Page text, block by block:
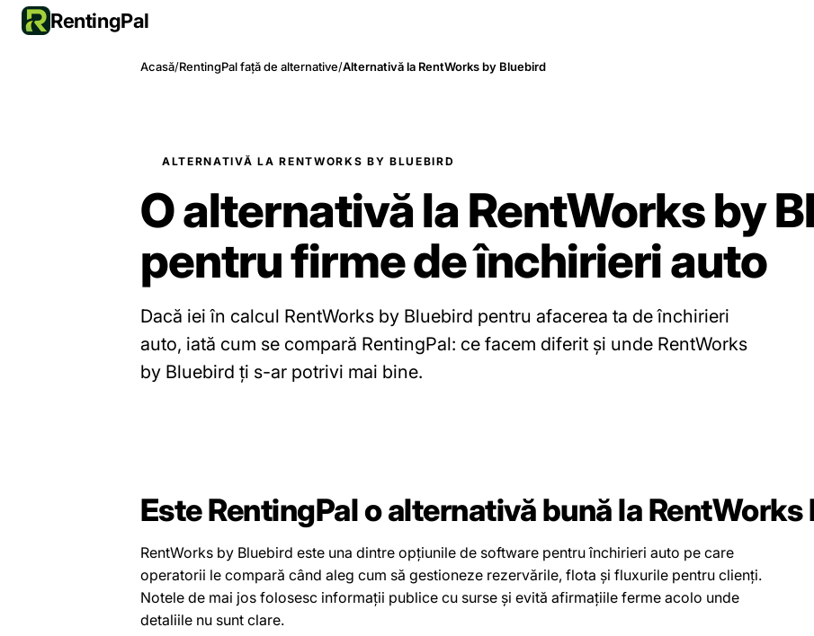
RentingPal
Acasă/RentingPal față de alternative/Alternativă la RentWorks by Bluebird
ALTERNATIVĂ LA RENTWORKS BY BLUEBIRD
O alternativă la RentWorks by
pentru firme de închirieri auto
Dacă iei în calcul RentWorks by Bluebird pentru afacerea ta de închirieri
auto, iată cum se compară RentingPal: ce facem diferit și unde RentWorks
by Bluebird ți s-ar potrivi mai bine.
Este RentingPal o alternativă bună la
RentWorks by Bluebird este una dintre opțiunile de software pentru închirieri auto pe care
operatorii le compară când aleg cum să gestioneze rezervările, flota și fluxurile pentru clienți.
Notele de mai jos folosesc informații publice cu surse și evită afirmațiile ferme acolo unde
detaliile nu sunt clare.